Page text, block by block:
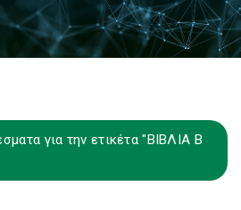
για την ετικέτα "ΒΙΒΛΙΑ Β